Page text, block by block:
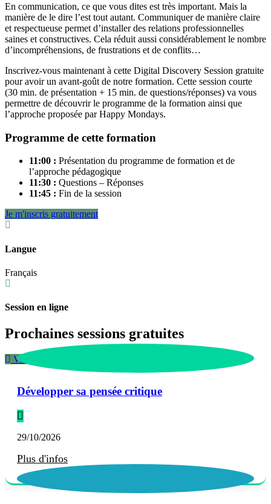
En communication, ce que vous dites est très important. Mais la
manière de le dire l’est tout autant. Communiquer de manière claire
et respectueuse permet d’installer des relations professionnelles
saines et constructives. Cela réduit aussi considérablement le nombre
d’incompréhensions, de frustrations et de conflits…
Inscrivez-vous maintenant à cette Digital Discovery Session gratuite
pour avoir un avant-goût de notre formation. Cette session courte
(30 min. de présentation + 15 min. de questions/réponses) va vous
permettre de découvrir le programme de la formation ainsi que
l’approche proposée par Happy Mondays.
Programme de cette formation
11:00 : Présentation du programme de formation et de
l’approche pédagogique
11:30 : Questions – Réponses
11:45 : Fin de la session
Je m'inscris gratuitement
Langue
Français
Session en ligne
Prochaines sessions gratuites
Voir le calendrier complet
Développer sa pensée critique
29/10/2026
Plus d'infos